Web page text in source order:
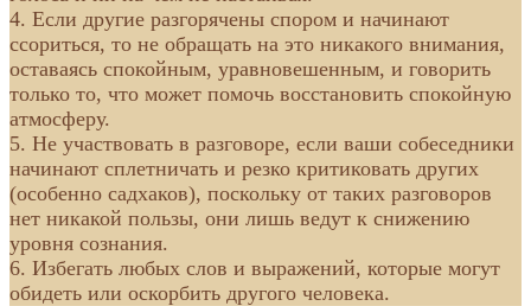
4. Если другие разгорячены спором и начинают
ссориться, то не обращать на это никакого внимания,
оставаясь спокойным, уравновешенным, и говорить
только то, что может помочь восстановить спокойную
атмосферу.
5. Не участвовать в разговоре, если ваши собеседники
начинают сплетничать и резко критиковать других
(особенно садхаков), поскольку от таких разговоров
нет никакой пользы, они лишь ведут к снижению
уровня сознания.
6. Избегать любых слов и выражений, которые могут
обидеть или оскорбить другого человека.